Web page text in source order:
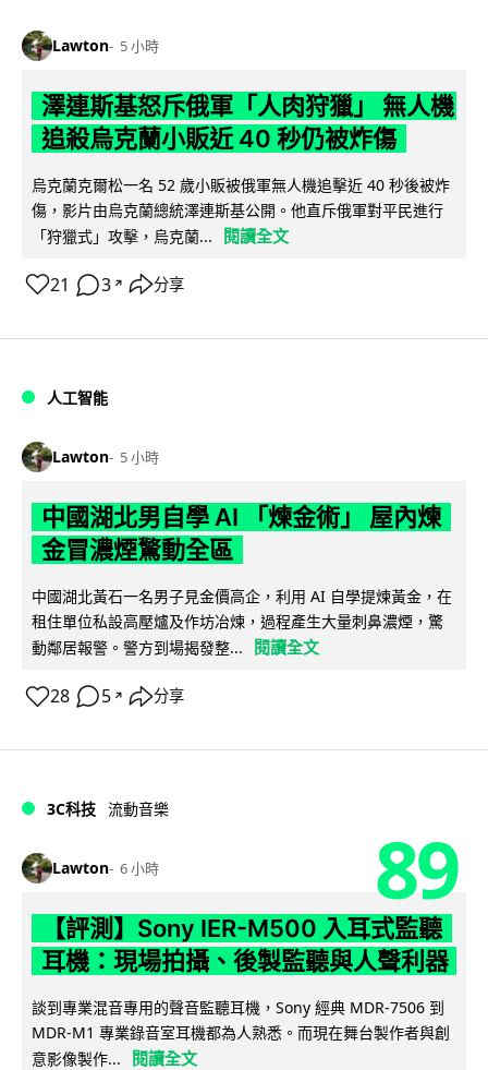
Lawton 5 小時
澤連斯基怒斥俄軍「人肉狩獵」 無人機
追殺烏克蘭小販近 40 秒仍被炸傷
烏克蘭克爾松一名 52 歲小販被俄軍無人機追擊近 40 秒後被炸
傷，影片由烏克蘭總統澤連斯基公開。他直斥俄軍對平民進行
「狩獵式」攻擊，烏克蘭...
閱讀全文
21 3 ↗ 分享
人工智能
Lawton 5 小時
中國湖北男自學 AI 「煉金術」 屋內煉
金冒濃煙驚動全區
中國湖北黃石一名男子見金價高企，利用 AI 自學提煉黃金，在
租住單位私設高壓爐及作坊冶煉，過程產生大量刺鼻濃煙，驚
動鄰居報警。警方到場揭發整...
閱讀全文
28 5 ↗ 分享
3C科技 流動音樂
Lawton 6 小時 89
【評測】Sony IER-M500 入耳式監聽
耳機：現場拍攝、後製監聽與人聲利器
談到專業混音專用的聲音監聽耳機，Sony 經典 MDR-7506 到
MDR-M1 專業錄音室耳機都為人熟悉。而現在舞台製作者與創
意影像製作...
閱讀全文